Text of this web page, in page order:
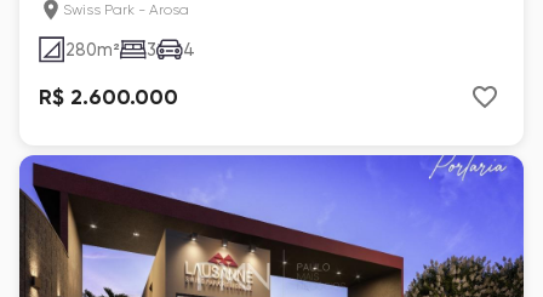
Swiss Park - Arosa
280m² 3 4
R$ 2.600.000